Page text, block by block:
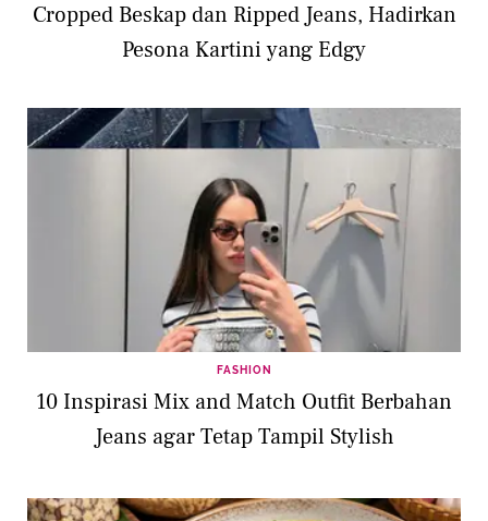
Cropped Beskap dan Ripped Jeans, Hadirkan
Pesona Kartini yang Edgy
FASHION
10 Inspirasi Mix and Match Outfit Berbahan
Jeans agar Tetap Tampil Stylish